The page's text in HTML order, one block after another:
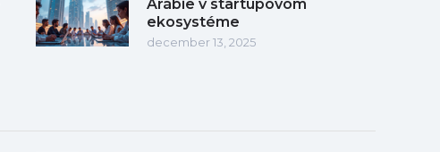
Arábie v startupovom
ekosystéme
december 13, 2025